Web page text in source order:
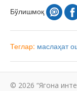
Бўлишмоқ
Теглар: маслаҳат
© 2026 “Ягона